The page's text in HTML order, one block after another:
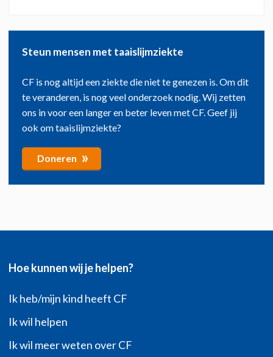
Steun mensen met taaislijmziekte
CF is nog altijd een ziekte die niet te genezen is. Om dit
te veranderen, is nog veel onderzoek nodig. Wij zetten
ons in voor een langer en beter leven met CF. Geef jij
ook om taaislijmziekte?
Doneren »
Hoe kunnen wij je helpen?
Ik heb/mijn kind heeft CF
Ik wil helpen
Ik wil meer weten over CF